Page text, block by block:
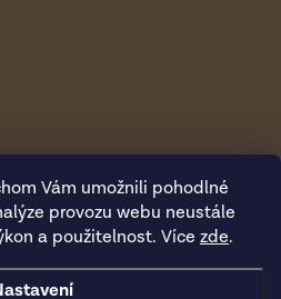
Vám umožnili pohodlné
provozu webu neustále
a použitelnost. Více zde.